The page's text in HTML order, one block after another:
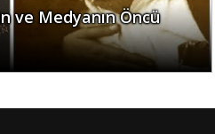
ve Medyanın Öncü